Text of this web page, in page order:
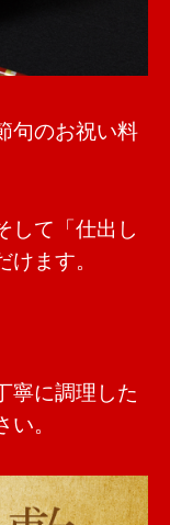
句のお祝い料
して「仕出し
けます。
寧に調理した
い。